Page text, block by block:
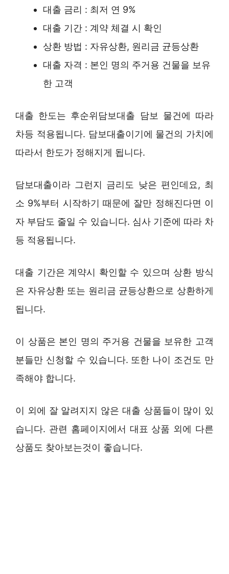
대출 금리 : 최저 연 9%
대출 기간 : 계약 체결 시 확인
상환 방법 : 자유상환, 원리금 균등상환
대출 자격 : 본인 명의 주거용 건물을 보유
한 고객
대출 한도는 후순위담보대출 담보 물건에 따라
차등 적용됩니다. 담보대출이기에 물건의 가치에
따라서 한도가 정해지게 됩니다.
담보대출이라 그런지 금리도 낮은 편인데요, 최
소 9%부터 시작하기 때문에 잘만 정해진다면 이
자 부담도 줄일 수 있습니다. 심사 기준에 따라 차
등 적용됩니다.
대출 기간은 계약시 확인할 수 있으며 상환 방식
은 자유상환 또는 원리금 균등상환으로 상환하게
됩니다.
이 상품은 본인 명의 주거용 건물을 보유한 고객
분들만 신청할 수 있습니다. 또한 나이 조건도 만
족해야 합니다.
이 외에 잘 알려지지 않은 대출 상품들이 많이 있
습니다. 관련 홈페이지에서 대표 상품 외에 다른
상품도 찾아보는것이 좋습니다.